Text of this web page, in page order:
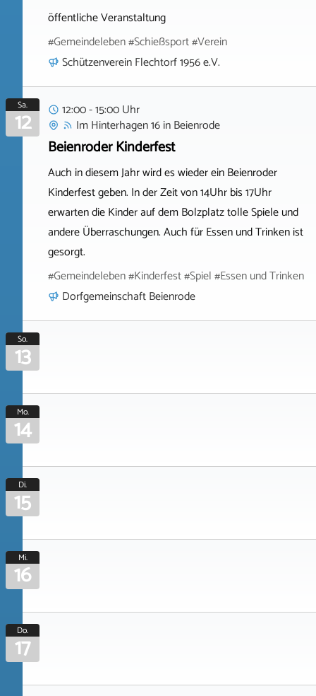
öffentliche Veranstaltung
#Gemeindeleben #Schießsport #Verein
Schützenverein Flechtorf 1956 e.V.
Sa.
12
12:00 - 15:00 Uhr
Im Hinterhagen 16inBeienrode
Beienroder Kinderfest
Auch in diesem Jahr wird es wieder ein Beienroder
Kinderfest geben. In der Zeit von 14Uhr bis 17Uhr
erwarten die Kinder auf dem Bolzplatz tolle Spiele und
andere Überraschungen. Auch für Essen und Trinken ist
gesorgt.
#Gemeindeleben #Kinderfest #Spiel #Essen und Trinken
Dorfgemeinschaft Beienrode
So.
13
Mo.
14
Di.
15
Mi.
16
Do.
17